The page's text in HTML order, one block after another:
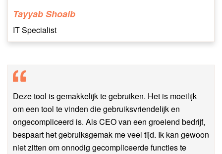
Tayyab Shoaib
IT Specialist
Deze tool is gemakkelijk te gebruiken. Het is moeilijk
om een tool te vinden die gebruiksvriendelijk en
ongecompliceerd is. Als CEO van een groeiend bedrijf,
bespaart het gebruiksgemak me veel tijd. Ik kan gewoon
niet zitten om onnodig gecompliceerde functies te